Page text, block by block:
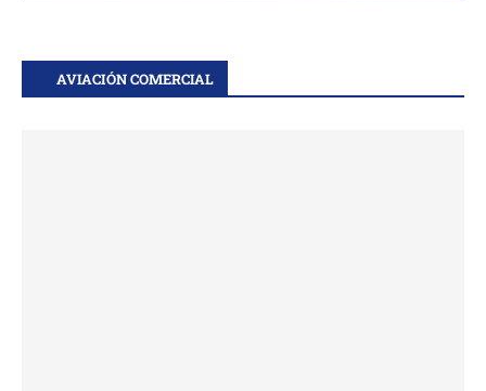
AVIACIÓN COMERCIAL